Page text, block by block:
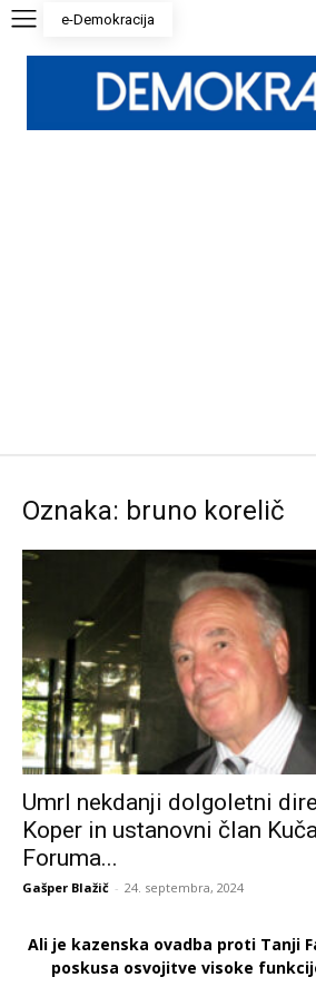
e-Demokracija
Oznaka: bruno korelič
Umrl nekdanji dolgoletni
Koper in ustanovni član
Foruma...
Gašper Blažič - 24. septembra, 2024
Ali je kazenska ovadba proti Tanji
poskusa osvojitve visoke